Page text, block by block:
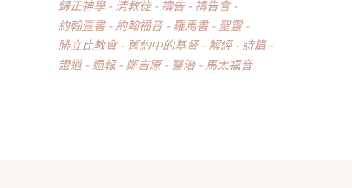
歸正神學
清教徒 禱告
禱告會
約翰壹書
約翰福音 羅馬書
聖靈
腓立比教會
舊約中的基督 解經
詩篇
證道
週報 鄭吉原 醫治 馬太福音